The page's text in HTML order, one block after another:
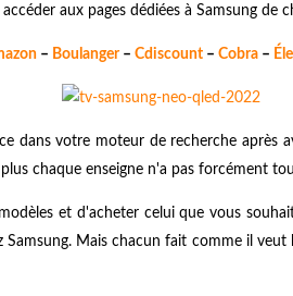
aux pages dédiées à Samsung de
– Boulanger– Cdiscount – Cobra –
dans votre moteur de recherche après
chaque enseigne n'a pas forcément
et d'acheter celui que vous
Mais chacun fait comme il veut